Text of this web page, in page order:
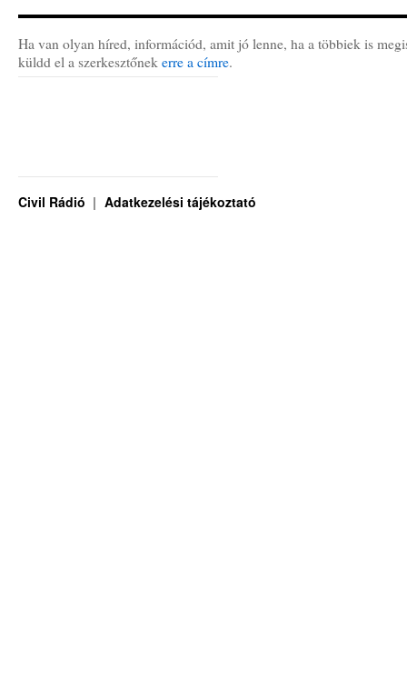
Ha van olyan híred, információd, amit jó lenne, ha a többiek is
küldd el a szerkesztőnek erre a címre.
Civil Rádió Adatkezelési tájékoztató